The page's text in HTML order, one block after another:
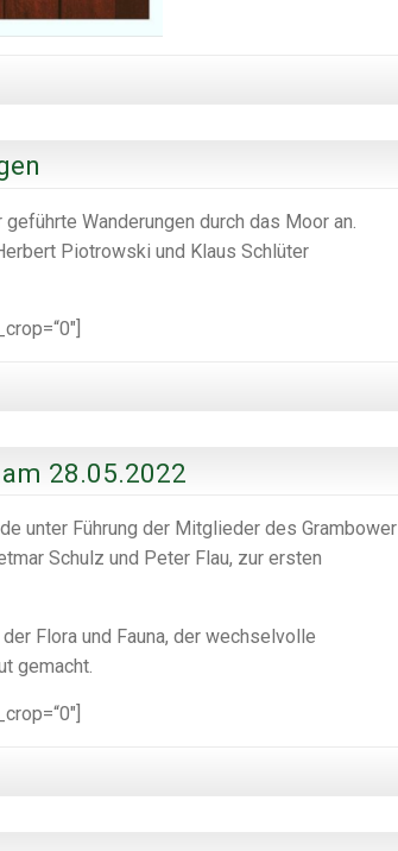
Wanderungen durch das Moor an.
Piotrowski und Klaus Schlüter
28.05.2022
unter Führung der Mitglieder des Grambower
Schulz und Peter Flau, zur ersten
Flora und Fauna, der wechselvolle
gemacht.